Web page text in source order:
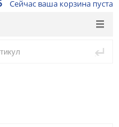
Сейчас ваша корзина пуста